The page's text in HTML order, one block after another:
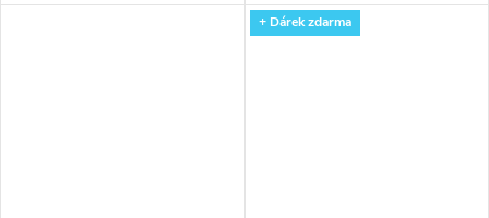
+ Dárek zdarma